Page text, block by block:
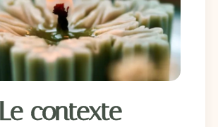
Le contexte